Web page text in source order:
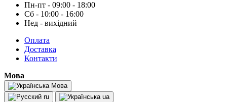
Пн-пт - 09:00 - 18:00
Сб - 10:00 - 16:00
Нед - вихідний
Оплата
Доставка
Контакти
Мова
Мова
ru
ua